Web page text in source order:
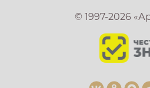
© 1997-2026